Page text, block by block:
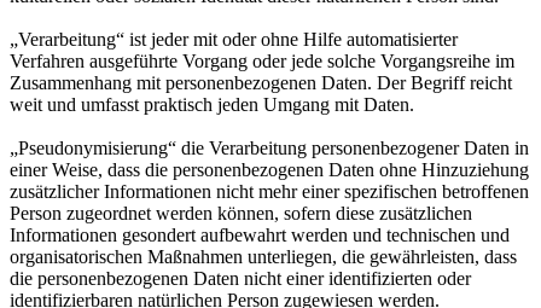
„Verarbeitung“ ist jeder mit oder ohne Hilfe automatisierter
Verfahren ausgeführte Vorgang oder jede solche Vorgangsreihe im
Zusammenhang mit personenbezogenen Daten. Der Begriff reicht
weit und umfasst praktisch jeden Umgang mit Daten.
„Pseudonymisierung“ die Verarbeitung personenbezogener Daten in
einer Weise, dass die personenbezogenen Daten ohne Hinzuziehung
zusätzlicher Informationen nicht mehr einer spezifischen betroffenen
Person zugeordnet werden können, sofern diese zusätzlichen
Informationen gesondert aufbewahrt werden und technischen und
organisatorischen Maßnahmen unterliegen, die gewährleisten, dass
die personenbezogenen Daten nicht einer identifizierten oder
identifizierbaren natürlichen Person zugewiesen werden.